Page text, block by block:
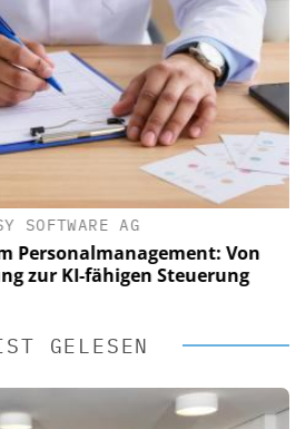
SOFTWARE AG
Personalmanagement: Von
zur KI-fähigen Steuerung
GELESEN